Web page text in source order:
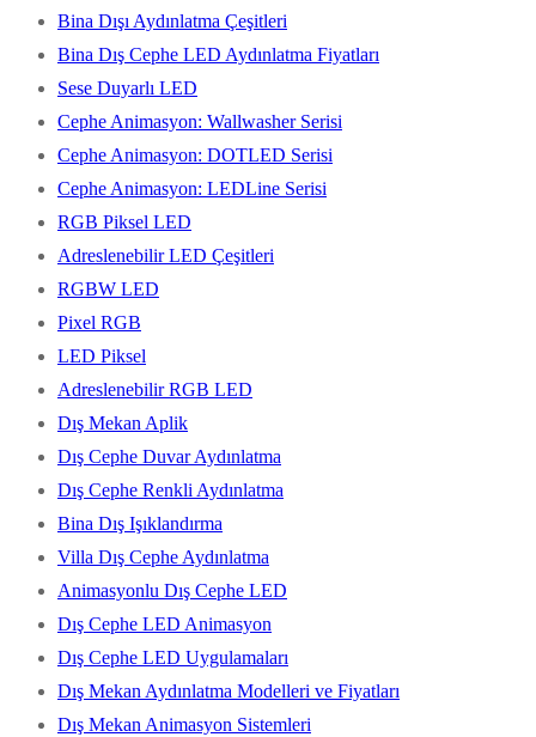
Bina Dışı Aydınlatma Çeşitleri
Bina Dış Cephe LED Aydınlatma Fiyatları
Sese Duyarlı LED
Cephe Animasyon: Wallwasher Serisi
Cephe Animasyon: DOTLED Serisi
Cephe Animasyon: LEDLine Serisi
RGB Piksel LED
Adreslenebilir LED Çeşitleri
RGBW LED
Pixel RGB
LED Piksel
Adreslenebilir RGB LED
Dış Mekan Aplik
Dış Cephe Duvar Aydınlatma
Dış Cephe Renkli Aydınlatma
Bina Dış Işıklandırma
Villa Dış Cephe Aydınlatma
Animasyonlu Dış Cephe LED
Dış Cephe LED Animasyon
Dış Cephe LED Uygulamaları
Dış Mekan Aydınlatma Modelleri ve Fiyatları
Dış Mekan Animasyon Sistemleri